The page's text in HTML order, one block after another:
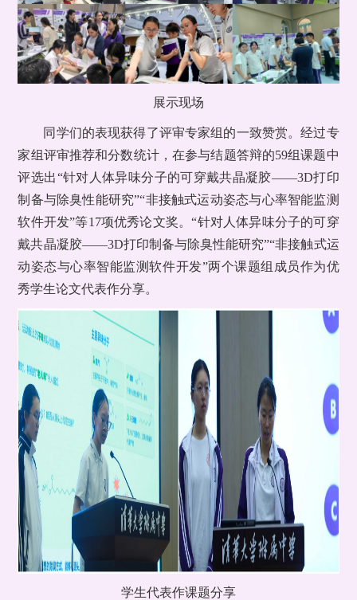
展示现场
同学们的表现获得了评审专家组的一致赞赏。经过专
家组评审推荐和分数统计，在参与结题答辩的59组课题中
评选出“针对人体异味分子的可穿戴共晶凝胶——3D打印
制备与除臭性能研究”“非接触式运动姿态与心率智能监测
软件开发”等17项优秀论文奖。“针对人体异味分子的可穿
戴共晶凝胶——3D打印制备与除臭性能研究”“非接触式运
动姿态与心率智能监测软件开发”两个课题组成员作为优
秀学生论文代表作分享。
学生代表作课题分享